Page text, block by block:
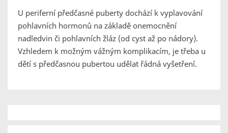
U periferní předčasné puberty dochází k vyplavování
pohlavních hormonů na základě onemocnění
nadledvin či pohlavních žláz (od cyst až po nádory).
Vzhledem k možným vážným komplikacím, je třeba u
dětí s předčasnou pubertou udělat řádná vyšetření.